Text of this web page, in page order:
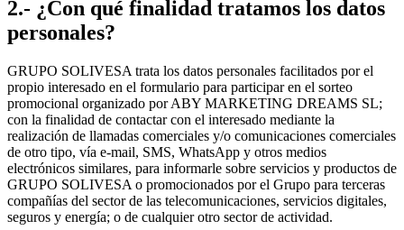
2.- ¿Con qué finalidad tratamos los datos
personales?
GRUPO SOLIVESA trata los datos personales facilitados por el
propio interesado en el formulario para participar en el sorteo
promocional organizado por ABY MARKETING DREAMS SL;
con la finalidad de contactar con el interesado mediante la
realización de llamadas comerciales y/o comunicaciones comerciales
de otro tipo, vía e-mail, SMS, WhatsApp y otros medios
electrónicos similares, para informarle sobre servicios y productos de
GRUPO SOLIVESA o promocionados por el Grupo para terceras
compañías del sector de las telecomunicaciones, servicios digitales,
seguros y energía; o de cualquier otro sector de actividad.